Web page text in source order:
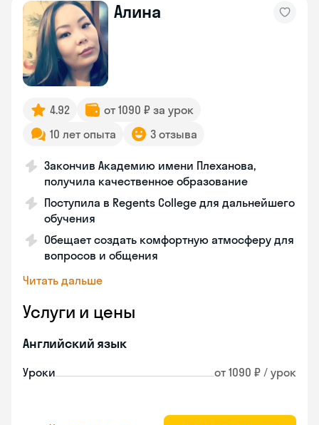
Алина
4.92
от 1090 ₽ за урок
10 лет опыта
3 отзыва
Закончив Академию имени Плеханова,
получила качественное образование
Поступила в Regents College для дальнейшего
обучения
Обещает создать комфортную атмосферу для
вопросов и общения
Читать дальше
Услуги и цены
Английский язык
Уроки от 1090 ₽ / урок